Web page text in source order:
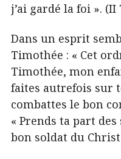
j’ai gardé la foi ».
Dans un esprit
Timothée : « Cet
Timothée, mon
faites autrefois sur
combattes le bon
« Prends ta part
bon soldat du Christ